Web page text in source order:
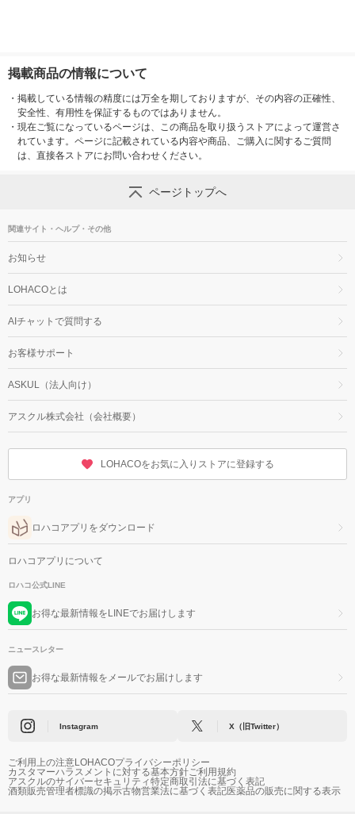
掲載商品の情報について
・ 掲載している情報の精度には万全を期しておりますが、その内容の正確性、
安全性、有用性を保証するものではありません。
・ 現在ご覧になっているページは、この商品を取り扱うストアによって運営さ
れています。ページに記載されている内容や商品、ご購入に関するご質問
は、直接各ストアにお問い合わせください。
ページトップへ
関連サイト・ヘルプ・その他
お知らせ
LOHACOとは
AIチャットで質問する
お客様サポート
ASKUL（法人向け）
アスクル株式会社（会社概要）
LOHACOをお気に入りストアに登録する
アプリ
ロハコアプリをダウンロード
ロハコアプリについて
ロハコ公式LINE
お得な最新情報をLINEでお届けします
ニュースレター
お得な最新情報をメールでお届けします
Instagram X（旧Twitter）
ご利用上の注意LOHACOプライバシーポリシー
カスタマーハラスメントに対する基本方針ご利用規約
アスクルのサイバーセキュリティ特定商取引法に基づく表記
酒類販売管理者標識の掲示古物営業法に基づく表記医薬品の販売に関する表示